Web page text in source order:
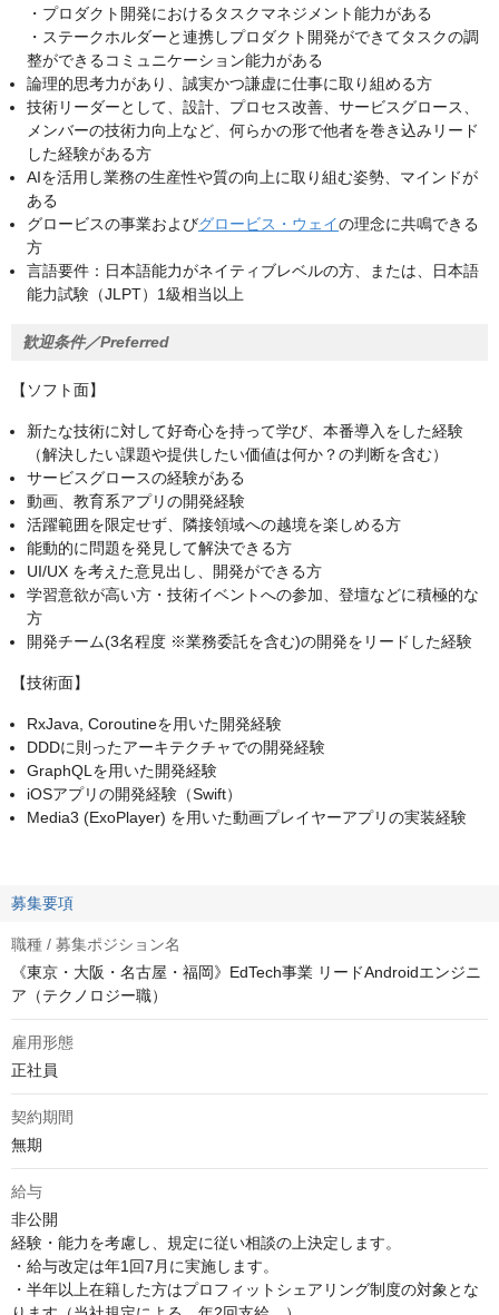
・プロダクト開発におけるタスクマネジメント能力がある
・ステークホルダーと連携しプロダクト開発ができてタスクの調
整ができるコミュニケーション能力がある
論理的思考力があり、誠実かつ謙虚に仕事に取り組める方
技術リーダーとして、設計、プロセス改善、サービスグロース、
メンバーの技術力向上など、何らかの形で他者を巻き込みリード
した経験がある方
AIを活用し業務の生産性や質の向上に取り組む姿勢、マインドが
ある
グロービスの事業およびグロービス・ウェイの理念に共鳴できる
方
言語要件：日本語能力がネイティブレベルの方、または、日本語
能力試験（JLPT）1級相当以上
歓迎条件／Preferred
【ソフト面】
新たな技術に対して好奇心を持って学び、本番導入をした経験
（解決したい課題や提供したい価値は何か？の判断を含む）
サービスグロースの経験がある
動画、教育系アプリの開発経験
活躍範囲を限定せず、隣接領域への越境を楽しめる方
能動的に問題を発見して解決できる方
UI/UX を考えた意見出し、開発ができる方
学習意欲が高い方・技術イベントへの参加、登壇などに積極的な
方
開発チーム(3名程度 ※業務委託を含む)の開発をリードした経験
【技術面】
RxJava, Coroutineを用いた開発経験
DDDに則ったアーキテクチャでの開発経験
GraphQLを用いた開発経験
iOSアプリの開発経験（Swift）
Media3 (ExoPlayer) を用いた動画プレイヤーアプリの実装経験
募集要項
職種 / 募集ポジション名
《東京・大阪・名古屋・福岡》EdTech事業 リードAndroidエンジニ
ア（テクノロジー職）
雇用形態
正社員
契約期間
無期
給与
非公開
経験・能力を考慮し、規定に従い相談の上決定します。
・給与改定は年1回7月に実施します。
・半年以上在籍した方はプロフィットシェアリング制度の対象とな